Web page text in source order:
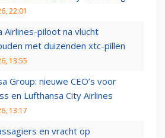
22:01
Airlines-piloot na vlucht
met duizenden xtc-pillen
13:55
Group: nieuwe CEO’s voor
en Lufthansa City Airlines
13:17
en vracht op